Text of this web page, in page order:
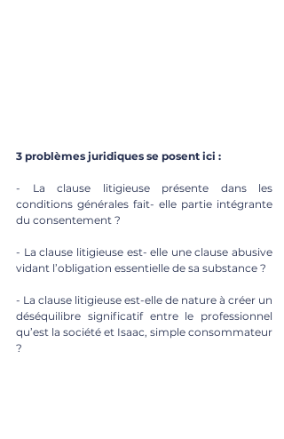
3 problèmes juridiques se posent ici :
- La clause litigieuse présente dans les
conditions générales fait- elle partie intégrante
du consentement ?
- La clause litigieuse est- elle une clause abusive
vidant l’obligation essentielle de sa substance ?
- La clause litigieuse est-elle de nature à créer un
déséquilibre significatif entre le professionnel
qu’est la société et Isaac, simple consommateur
?